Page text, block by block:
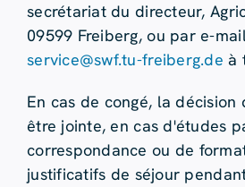
secrétariat du directeur,
09599 Freiberg, ou par e-
service@swf.tu-freiberg.de à
En cas de congé, la décision
être jointe, en cas d'études
correspondance ou de
justificatifs de séjour